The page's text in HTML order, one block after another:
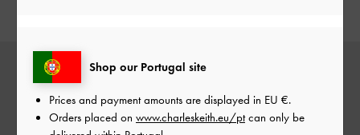
Shop our Portugal site
Prices and payment amounts are displayed in EU €.
Orders placed on www.charleskeith.eu/ptcan only be